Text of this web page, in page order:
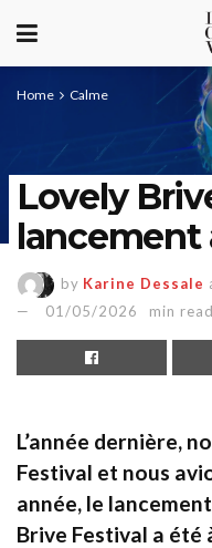
Home Calme
Lovely
lancement
by Karine Dessale
01/05/2026
min
L’année dernière,
Festival et nous
année, le
Brive Festival a été